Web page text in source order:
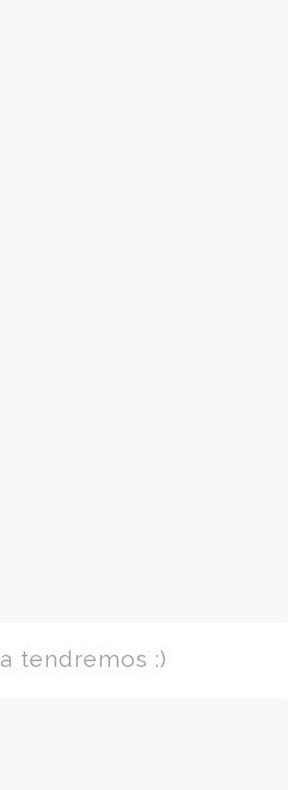
tendremos :)